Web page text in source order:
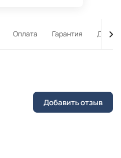
Оплата Гарантия
Добавить отзыв